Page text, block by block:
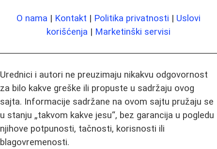
O nama | Kontakt | Politika privatnosti | Uslovi
korišćenja | Marketinški servisi
Urednici i autori ne preuzimaju nikakvu odgovornost
za bilo kakve greške ili propuste u sadržaju ovog
sajta. Informacije sadržane na ovom sajtu pružaju se
u stanju „takvom kakve jesu“, bez garancija u pogledu
njihove potpunosti, tačnosti, korisnosti ili
blagovremenosti.